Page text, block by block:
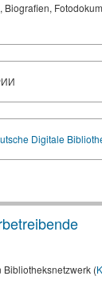
Digitale
Bibliotheksnetzwerk (